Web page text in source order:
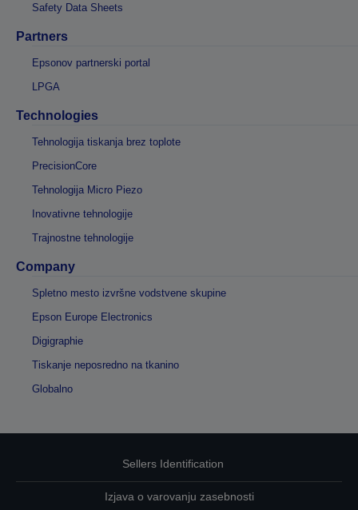
Safety Data Sheets
Partners
Epsonov partnerski portal
LPGA
Technologies
Tehnologija tiskanja brez toplote
PrecisionCore
Tehnologija Micro Piezo
Inovativne tehnologije
Trajnostne tehnologije
Company
Spletno mesto izvršne vodstvene skupine
Epson Europe Electronics
Digigraphie
Tiskanje neposredno na tkanino
Globalno
Sellers Identification
Izjava o varovanju zasebnosti